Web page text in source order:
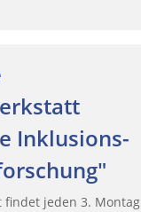
Inklusions-
findet jeden 3. Montag